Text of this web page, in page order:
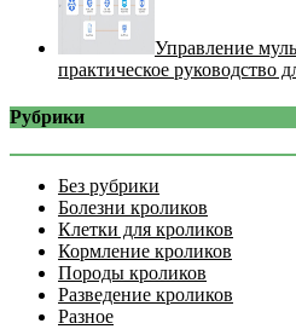
Управление
практическое руководство
Рубрики
Без рубрики
Болезни кроликов
Клетки для кроликов
Кормление кроликов
Породы кроликов
Разведение кроликов
Разное